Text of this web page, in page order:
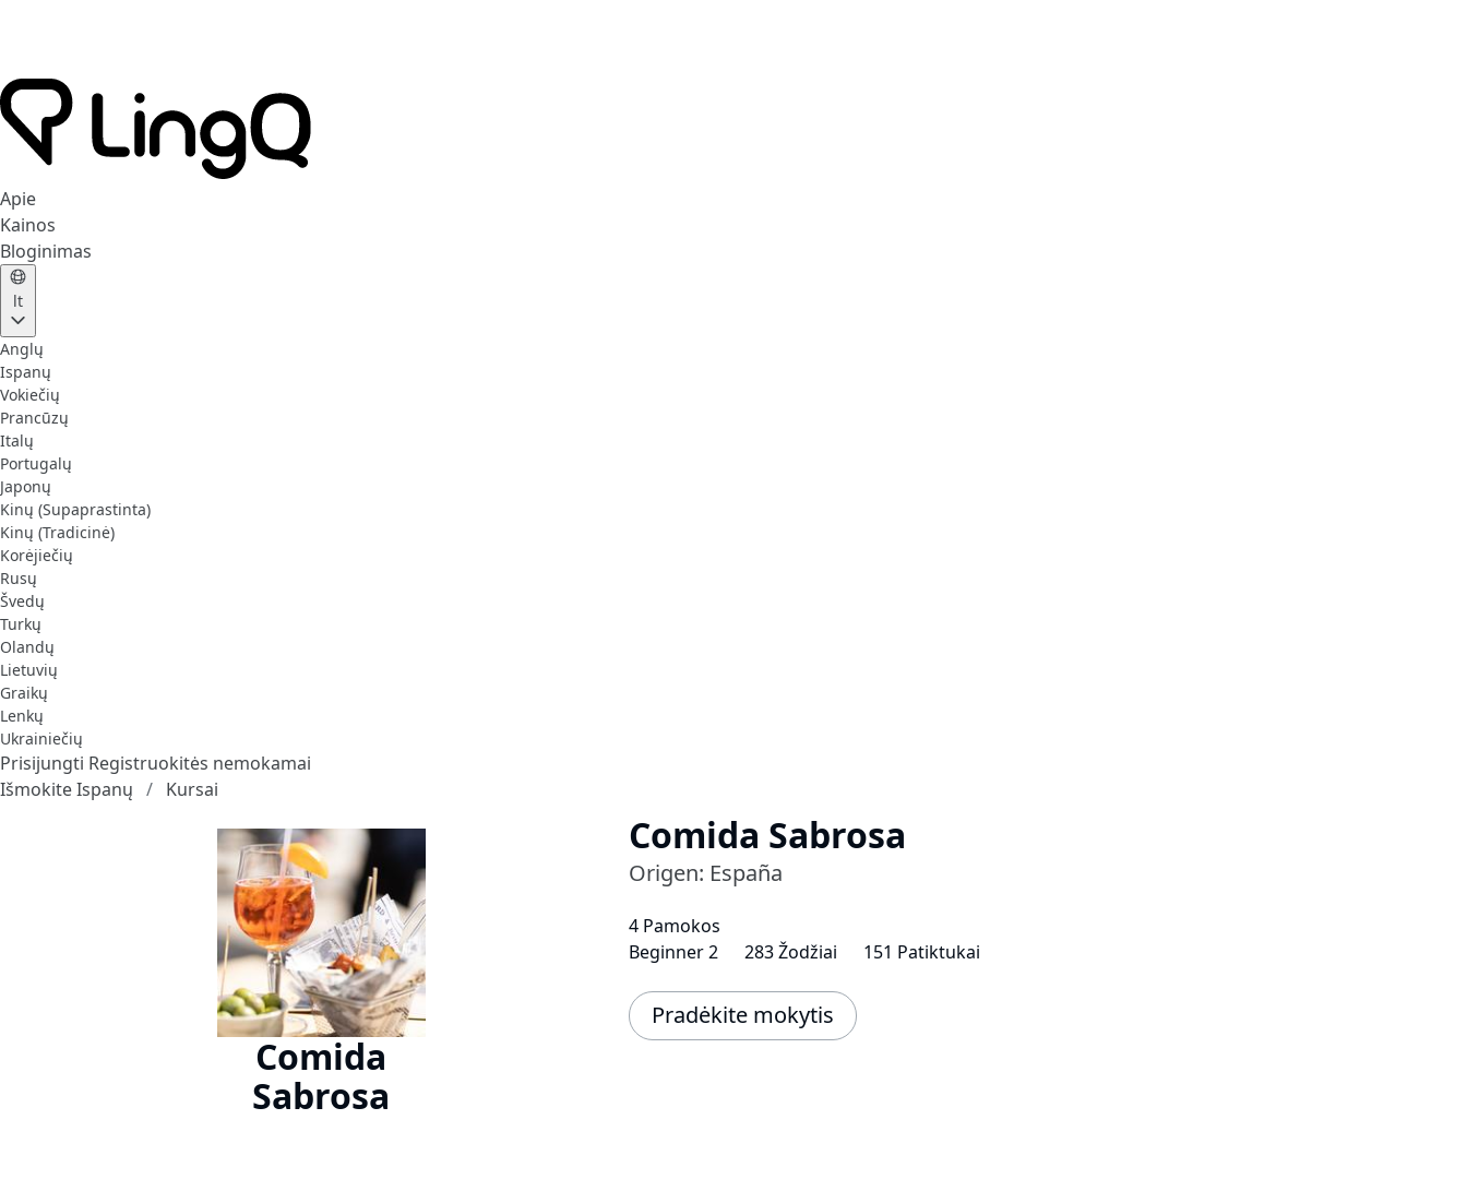
Apie
Kainos
Bloginimas
lt
Anglų
Ispanų
Vokiečių
Prancūzų
Italų
Portugalų
Japonų
Kinų (Supaprastinta)
Kinų (Tradicinė)
Korėjiečių
Rusų
Švedų
Turkų
Olandų
Lietuvių
Graikų
Lenkų
Ukrainiečių
Prisijungti Registruokitės nemokamai
Išmokite Ispanų
Kursai
Comida
Sabrosa
Comida Sabrosa
Origen: España
4 Pamokos
Beginner 2
283 Žodžiai 151 Patiktukai
Pradėkite mokytis